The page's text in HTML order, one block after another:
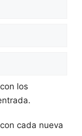
los
cada nueva